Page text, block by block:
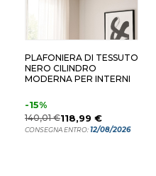
PLAFONIERA DI TESSUTO
NERO CILINDRO
MODERNA PER INTERNI
-15%
140,01 €118,99 €
CONSEGNA ENTRO:12/08/2026